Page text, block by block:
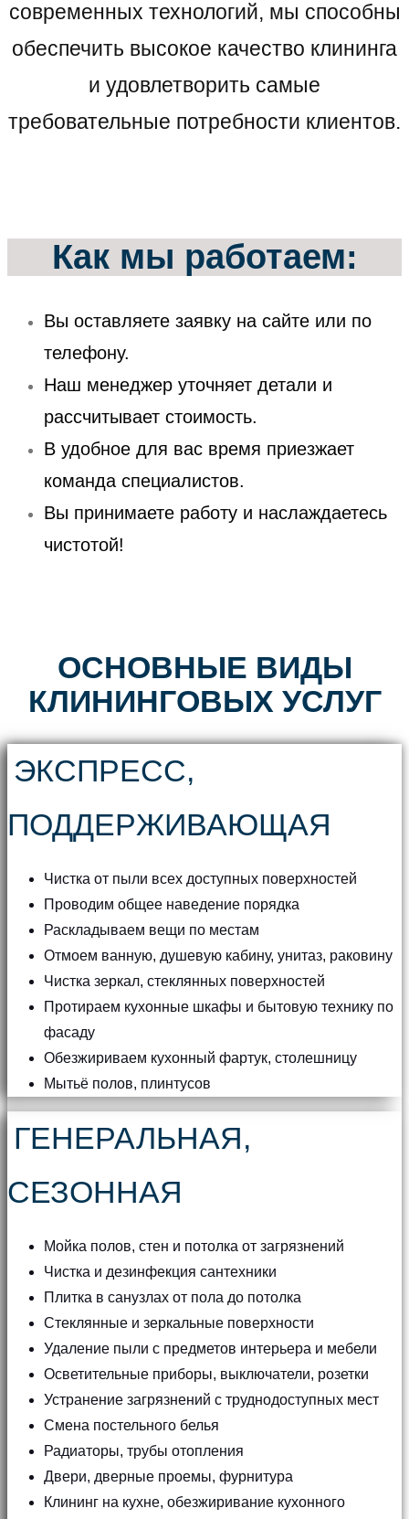
современных технологий, мы способны
обеспечить высокое качество клининга
и удовлетворить самые
требовательные потребности клиентов.
Как мы работаем:
Вы оставляете заявку на сайте или по
телефону.
Наш менеджер уточняет детали и
рассчитывает стоимость.
В удобное для вас время приезжает
команда специалистов.
Вы принимаете работу и наслаждаетесь
чистотой!
ОСНОВНЫЕ ВИДЫ
КЛИНИНГОВЫХ УСЛУГ
ЭКСПРЕСС,
ПОДДЕРЖИВАЮЩАЯ
Чистка от пыли всех доступных поверхностей
Проводим общее наведение порядка
Раскладываем вещи по местам
Отмоем ванную, душевую кабину, унитаз, раковину
Чистка зеркал, стеклянных поверхностей
Протираем кухонные шкафы и бытовую технику по
фасаду
Обезжириваем кухонный фартук, столешницу
Мытьё полов, плинтусов
ГЕНЕРАЛЬНАЯ,
СЕЗОННАЯ
Мойка полов, стен и потолка от загрязнений
Чистка и дезинфекция сантехники
Плитка в санузлах от пола до потолка
Стеклянные и зеркальные поверхности
Удаление пыли с предметов интерьера и мебели
Осветительные приборы, выключатели, розетки
Устранение загрязнений с труднодоступных мест
Смена постельного белья
Радиаторы, трубы отопления
Двери, дверные проемы, фурнитура
Клининг на кухне, обезжиривание кухонного